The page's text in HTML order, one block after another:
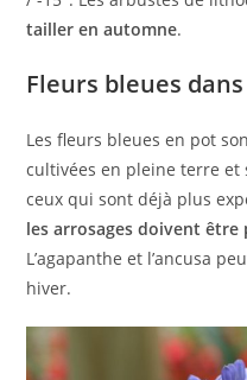
tailler en automne.
Fleurs bleues
Les fleurs bleues en pot
cultivées en pleine terre
ceux qui sont déjà plus
les arrosages doivent
L’agapanthe et l’ancusa
hiver.